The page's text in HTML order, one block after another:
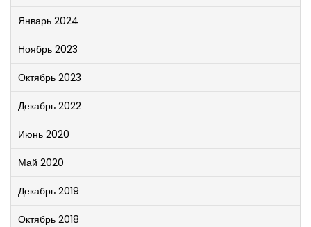
Январь 2024
Ноябрь 2023
Октябрь 2023
Декабрь 2022
Июнь 2020
Май 2020
Декабрь 2019
Октябрь 2018